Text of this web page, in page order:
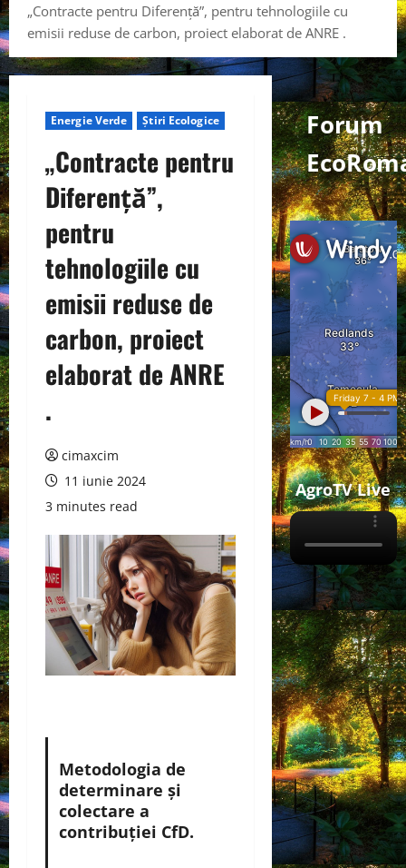
„Contracte pentru Diferență”, pentru tehnologiile cu
emisii reduse de carbon, proiect elaborat de ANRE .
Energie Verde Știri Ecologice
„Contracte pentru
Diferență”,
pentru
tehnologiile cu
emisii reduse de
carbon, proiect
elaborat de ANRE
.
cimaxcim
11 iunie 2024
3 minutes read
Metodologia de
determinare şi
colectare a
contribuţiei CfD.
Forum
AgroTV Live